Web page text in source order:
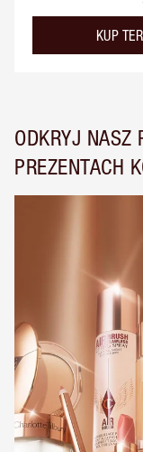
KUP
ODKRYJ NASZ
PREZENTACH